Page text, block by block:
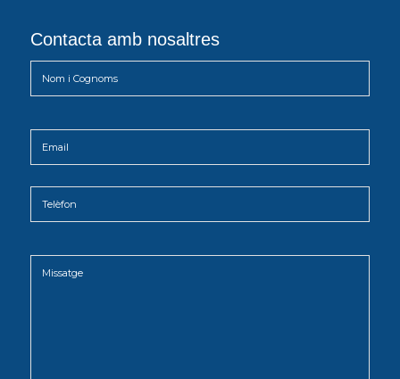
Contacta amb nosaltres